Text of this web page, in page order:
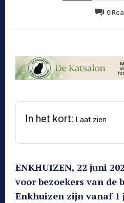
0
In het kort: Laat zien
ENKHUIZEN, 22 juni
voor bezoekers van de
Enkhuizen zijn vanaf 1